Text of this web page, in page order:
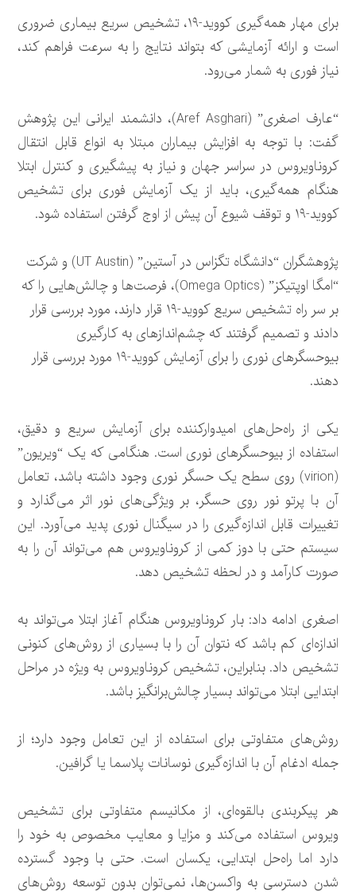
برای مهار همه‌گیری کووید-۱۹، تشخیص سریع بیماری ضروری
است و ارائه آزمایشی که بتواند نتایج را به سرعت فراهم کند،
نیاز فوری به شمار می‌رود.
“عارف اصغری” (Aref Asghari)، دانشمند ایرانی این پژوهش
گفت: با توجه به افزایش بیماران مبتلا به انواع قابل انتقال
کروناویروس در سراسر جهان و نیاز به پیشگیری و کنترل ابتلا
هنگام همه‌گیری، باید از یک آزمایش فوری برای تشخیص
کووید-۱۹ و توقف شیوع آن پیش از اوج گرفتن استفاده شود.
پژوهشگران “دانشگاه تگزاس در آستین” (UT Austin) و شرکت
“امگا اوپتیکز” (Omega Optics)، فرصت‌ها و چالش‌هایی را که
بر سر راه تشخیص سریع کووید-۱۹ قرار دارند، مورد بررسی قرار
دادند و تصمیم گرفتند که چشم‌اندازهای به کارگیری
بیوحسگرهای نوری را برای آزمایش کووید-۱۹ مورد بررسی قرار
دهند.
یکی از راه‌حل‌های امیدوارکننده برای آزمایش سریع و دقیق،
استفاده از بیوحسگرهای نوری است. هنگامی که یک “ویریون”
(virion) روی سطح یک حسگر نوری وجود داشته باشد، تعامل
آن با پرتو نور روی حسگر، بر ویژگی‌های نور اثر می‌گذارد و
تغییرات قابل اندازه‌گیری را در سیگنال نوری پدید می‌آورد. این
سیستم حتی با دوز کمی از کروناویروس هم می‌تواند آن را به
صورت کارآمد و در لحظه تشخیص دهد.
اصغری ادامه داد: بار کروناویروس هنگام آغاز ابتلا می‌تواند به
اندازه‌ای کم باشد که نتوان آن را با بسیاری از روش‌های کنونی
تشخیص داد. بنابراین، تشخیص کروناویروس به ویژه در مراحل
ابتدایی ابتلا می‌تواند بسیار چالش‌برانگیز باشد.
روش‌های متفاوتی برای استفاده از این تعامل وجود دارد؛ از
جمله ادغام آن با اندازه‌گیری نوسانات پلاسما یا گرافین.
هر پیکربندی بالقوه‌ای، از مکانیسم متفاوتی برای تشخیص
ویروس‌ استفاده می‌کند و مزایا و معایب مخصوص به خود را
دارد اما راه‌حل ابتدایی، یکسان است. حتی با وجود گسترده
شدن دسترسی به واکسن‌ها، نمی‌توان بدون توسعه روش‌های